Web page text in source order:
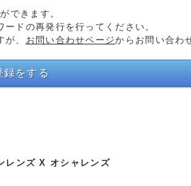
できます。
ードの再発行を行ってください。
、 お問い合わせページからお問い合わ
録をする
レンズ X オシャレンズ